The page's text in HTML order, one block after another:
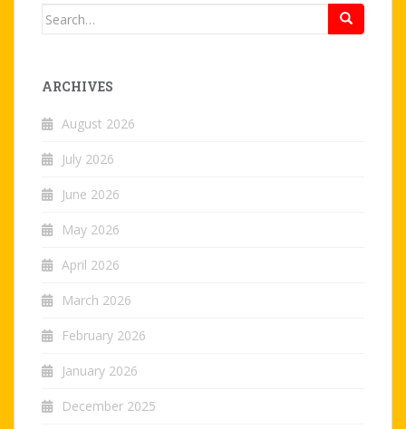
Search
ARCHIVES
August 2026
July 2026
June 2026
May 2026
April 2026
March 2026
February 2026
January 2026
December 2025